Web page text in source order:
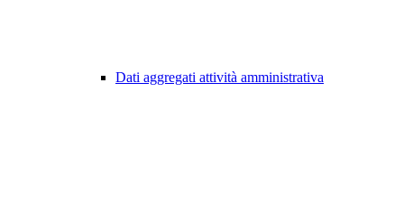
Dati aggregati attività amministrativa